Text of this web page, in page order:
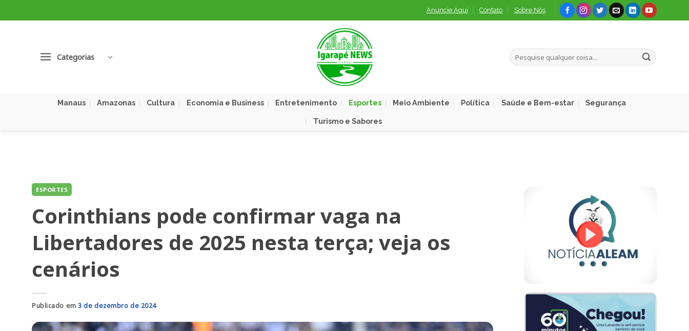
to
Anuncie Aqui Contato Sobre Nós
Categorias
Manaus Amazonas Cultura Economia e Business Entretenimento Esportes Meio Ambiente Política Saúde e Bem-estar Segurança
Turismo e Sabores
ESPORTES
Corinthians pode confirmar vaga na
Libertadores de 2025 nesta terça; veja os
cenários
Publicado em3 de dezembro de 2024